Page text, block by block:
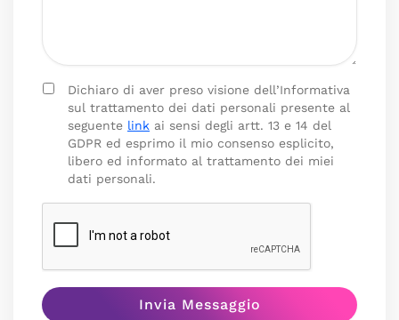
Dichiaro di aver preso visione dell’Informativa
sul trattamento dei dati personali presente al
seguente link ai sensi degli artt. 13 e 14 del
GDPR ed esprimo il mio consenso esplicito,
libero ed informato al trattamento dei miei
dati personali.